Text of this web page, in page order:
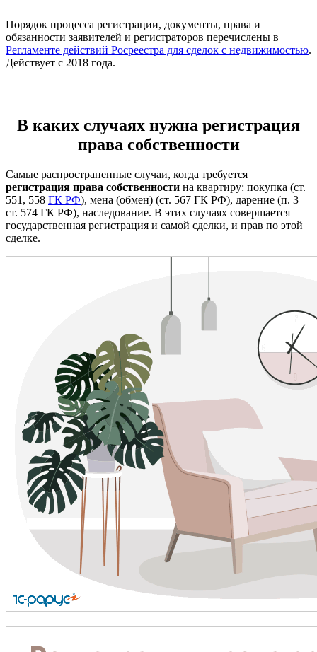
Порядок процесса регистрации, документы, права и
обязанности заявителей и регистраторов перечислены в
Регламенте действий Росреестра для сделок с недвижимостью.
Действует с 2018 года.
В каких случаях нужна регистрация
права собственности
Самые распространенные случаи, когда требуется
регистрация права собственности на квартиру: покупка (ст.
551, 558 ГК РФ), мена (обмен) (ст. 567 ГК РФ), дарение (п. 3
ст. 574 ГК РФ), наследование. В этих случаях совершается
государственная регистрация и самой сделки, и прав по этой
сделке.